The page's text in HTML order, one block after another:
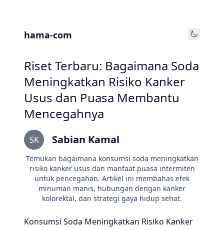
hama-com Toggle
Riset Terbaru: Bagaimana Soda
Meningkatkan Risiko Kanker
Usus dan Puasa Membantu
Mencegahnya
SK Sabian Kamal
Temukan bagaimana konsumsi soda meningkatkan
risiko kanker usus dan manfaat puasa intermiten
untuk pencegahan. Artikel ini membahas efek
minuman manis, hubungan dengan kanker
kolorektal, dan strategi gaya hidup sehat.
Konsumsi Soda Meningkatkan Risiko Kanker